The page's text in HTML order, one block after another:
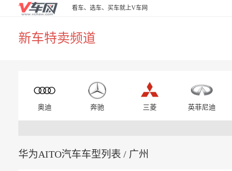
看车、选车、买车就上V车网
新车特卖频道
奥迪 奔驰 三菱 英菲尼迪
华为AITO汽车车型列表 / 广州